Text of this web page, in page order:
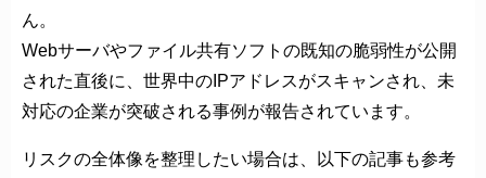
ん。
Webサーバやファイル共有ソフトの既知の脆弱性が公開
された直後に、世界中のIPアドレスがスキャンされ、未
対応の企業が突破される事例が報告されています。
リスクの全体像を整理したい場合は、以下の記事も参考